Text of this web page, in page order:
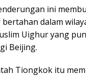
ini
dalam
Uighur yang
Beijing.
Tiongkok itu